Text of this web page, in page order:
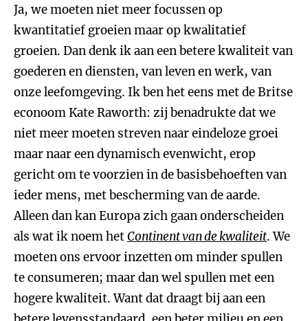
Ja, we moeten niet meer focussen op
kwantitatief groeien maar op kwalitatief
groeien. Dan denk ik aan een betere kwaliteit van
goederen en diensten, van leven en werk, van
onze leefomgeving. Ik ben het eens met de Britse
econoom Kate Raworth: zij benadrukte dat we
niet meer moeten streven naar eindeloze groei
maar naar een dynamisch evenwicht, erop
gericht om te voorzien in de basisbehoeften van
ieder mens, met bescherming van de aarde.
Alleen dan kan Europa zich gaan onderscheiden
als wat ik noem hetContinent van de kwaliteit. We
moeten ons ervoor inzetten om minder spullen
te consumeren; maar dan wel spullen met een
hogere kwaliteit. Want dat draagt bij aan een